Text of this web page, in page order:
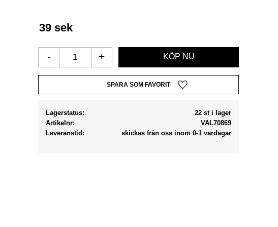
39 sek
+
-
Lägg till i favoriter
Lagerstatus
22 st i lager
Artikelnr
VAL70869
Leveranstid
skickas från oss inom 0-1 vardagar